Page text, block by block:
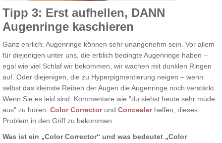
Tipp 3: Erst aufhellen, DANN
Augenringe kaschieren
Ganz ehrlich: Augenringe können sehr unangenehm sein. Vor allem
für diejenigen unter uns, die erblich bedingte Augenringe haben –
egal wie viel Schlaf wir bekommen, wir wachen mit dunklen Ringen
auf. Oder diejenigen, die zu Hyperpigmentierung neigen – wenn
selbst das kleinste Reiben der Augen die Augenringe noch verstärkt.
Wenn Sie es leid sind, Kommentare wie "du siehst heute sehr müde
aus" zu hören: Color Corrector und Concealer helfen, dieses
Problem in den Griff zu bekommen.
Was ist ein „Color Corrector“ und was bedeutet „Color